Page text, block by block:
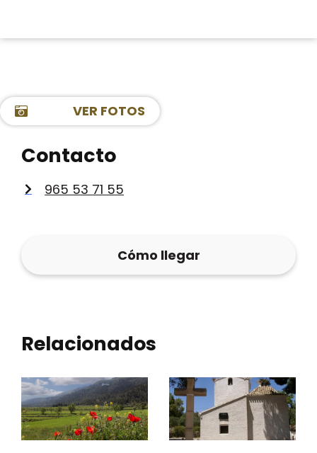
VER FOTOS
Contacto
965 53 71 55
Cómo llegar
Relacionados
Parque
Natural
del
Carrascal